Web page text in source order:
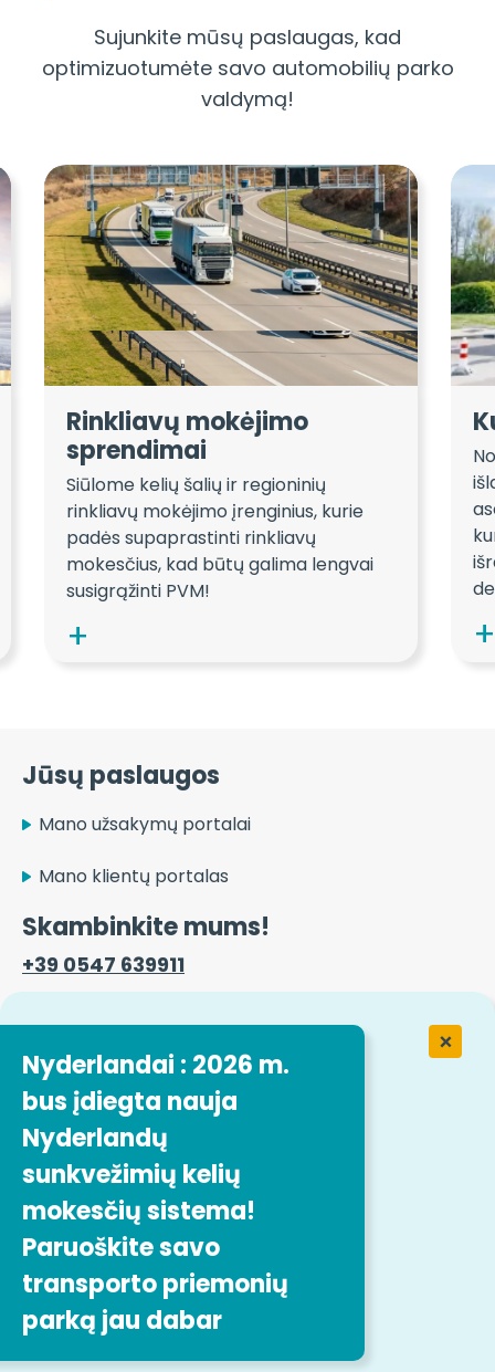
Nyderlandai : 2026 m.
bus įdiegta nauja
Nyderlandų
sunkvežimių kelių
mokesčių sistema!
Paruoškite savo
transporto priemonių
parką jau dabar
Sujunkite mūsų paslaugas, kad
optimizuotumėte savo automobilių parko
valdymą!
Rinkliavų mokėjimo
sprendimai
Siūlome kelių šalių ir regioninių
rinkliavų mokėjimo įrenginius, kurie
padės supaprastinti rinkliavų
mokesčius, kad būtų galima lengvai
susigrąžinti PVM!
Jūsų paslaugos
Mano užsakymų portalai
Mano klientų portalas
Skambinkite mums!
+39 0547 639911
Kontaktinė forma
Darbas įmonėje " Easytrip Transport
Services
Mūsų darbo pasiūlymai
Svetainės struktūra
Sekite mus